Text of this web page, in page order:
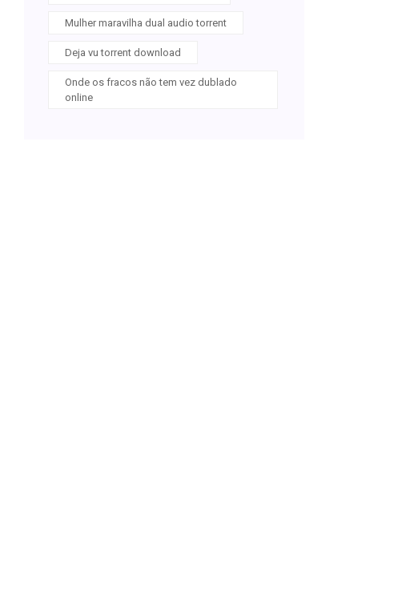
Mulher maravilha dual audio torrent
Deja vu torrent download
Onde os fracos não tem vez dublado
online